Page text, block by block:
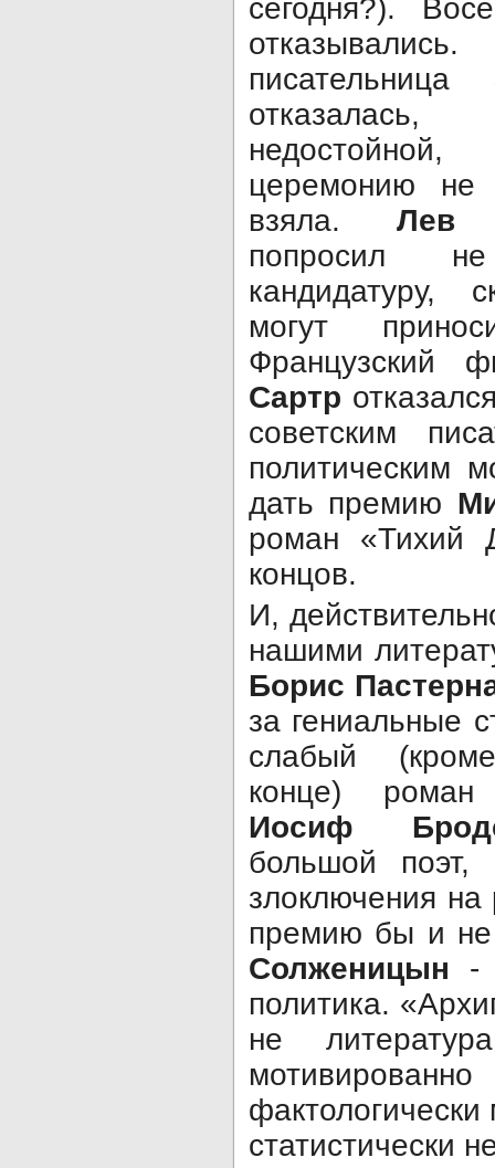
сегодня?).
писательница
церемонию не
взяла. Лев
попросил
кандидатуру,
могут
Французский
Сартр
советским
политическим
дать премию
роман «Тихий
концов.
И,
нашими
Борис
за гениальные
слабый
конце)
Иосиф
большой
злоключения
премию бы и
Солженицын -
политика.
не
статистически